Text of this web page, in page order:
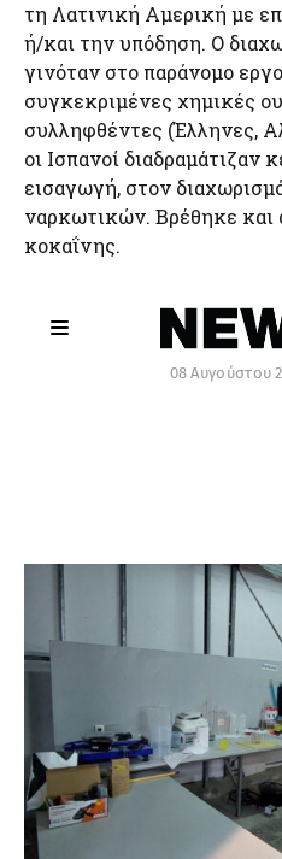
τη Λατινική Αμερική με
ή/και την υπόδηση. Ο
γινόταν στο παράνομο
συγκεκριμένες χημικές
συλληφθέντες (Έλληνες,
οι Ισπανοί διαδραμάτιζαν
εισαγωγή, στον
ναρκωτικών. Βρέθηκε και
κοκαΐνης.